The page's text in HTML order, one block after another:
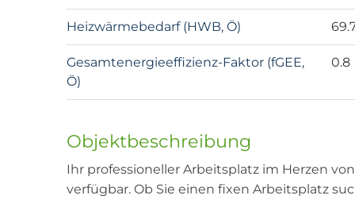
Heizwärmebedarf (HWB, Ö)
Gesamtenergieeffizienz-Faktor (fGEE,
Ö)
0.8
Objektbeschreibung
Ihr professioneller Arbeitsplatz im Herzen
verfügbar. Ob Sie einen fixen Arbeitsplatz